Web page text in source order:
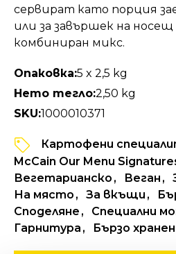
сервират като порция
или за завършек на носещ
комбиниран микс.
Опаковка:5 x 2,5 kg
Нето тегло:2,50 kg
SKU:1000010371
Картофени
McCain Our Menu
Вегетарианско
Веган
На място
За вкъщи
Споделяне
Специални
Гарнитура
Бързо